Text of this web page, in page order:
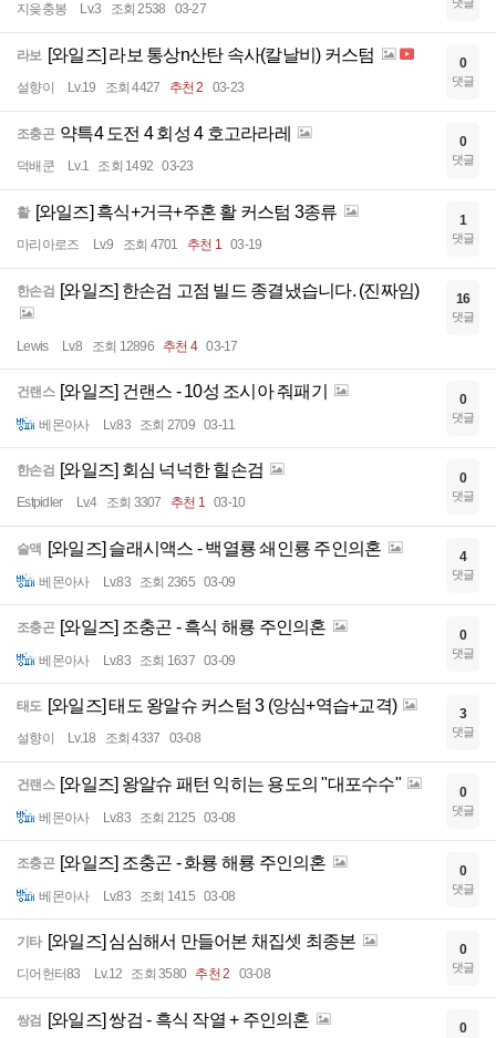
지읒충봉 Lv.3 조회 2538 03-27
라보 [와일즈] 라보 통상n산탄 속사(칼날비) 커스텀
설향이 Lv.19 조회 4427 추천 2 03-23
0
댓글
조충곤 약특4 도전 4 회성 4 호고라라레
덕배쿤 Lv.1 조회 1492 03-23
0
댓글
활 [와일즈] 흑식+거극+주혼 활 커스텀 3종류
마리아로즈 Lv.9 조회 4701 추천 1 03-19
1
댓글
한손검 [와일즈] 한손검 고점 빌드 종결냈습니다. (진짜임)
Lewis Lv.8 조회 12896 추천 4 03-17
16
댓글
건랜스 [와일즈] 건랜스 - 10성 조시아 줘패기
베몬아사 Lv.83 조회 2709 03-11
0
댓글
한손검 [와일즈] 회심 넉넉한 힐손검
Estpidler Lv.4 조회 3307 추천 1 03-10
0
댓글
슬액 [와일즈] 슬래시액스 - 백열룡 쇄인룡 주인의혼
베몬아사 Lv.83 조회 2365 03-09
4
댓글
조충곤 [와일즈] 조충곤 - 흑식 해룡 주인의혼
베몬아사 Lv.83 조회 1637 03-09
0
댓글
태도 [와일즈] 태도 왕알슈 커스텀 3 (앙심+역습+교격)
설향이 Lv.18 조회 4337 03-08
3
댓글
건랜스 [와일즈] 왕알슈 패턴 익히는 용도의 "대포수수"
베몬아사 Lv.83 조회 2125 03-08
0
댓글
조충곤 [와일즈] 조충곤 - 화룡 해룡 주인의혼
베몬아사 Lv.83 조회 1415 03-08
0
댓글
기타 [와일즈] 심심해서 만들어본 채집셋 최종본
디어헌터83 Lv.12 조회 3580 추천 2 03-08
0
댓글
쌍검 [와일즈] 쌍검 - 흑식 작열 + 주인의혼 0